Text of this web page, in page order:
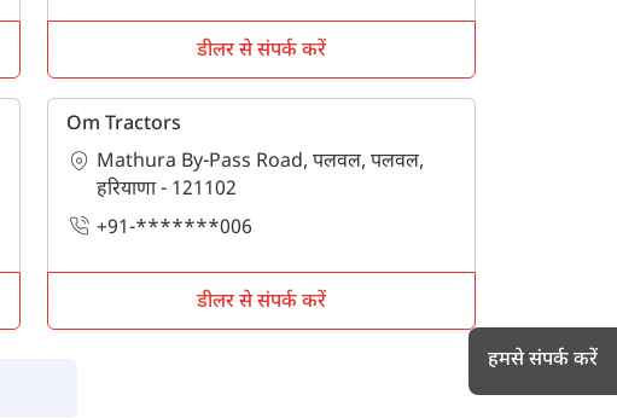
डीलर से संपर्क करें
Om Tractors
Mathura By-Pass Road, पलवल, पलवल,
हरियाणा - 121102
+91-*******006
डीलर से संपर्क करें
हमसे संपर्क करें